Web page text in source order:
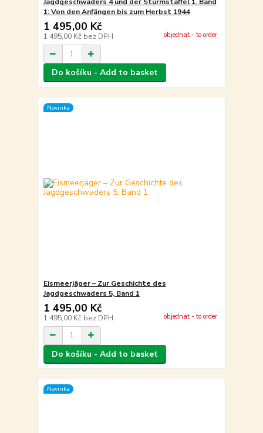
1: Von den Anfängen bis zum Herbst 1944
1 495,00 Kč
1 495,00 Kč bez DPH objednat - to order
Do košíku - Add to basket
Novinka
Eismeerjäger – Zur Geschichte des
Jagdgeschwaders 5, Band 1
1 495,00 Kč
1 495,00 Kč bez DPH objednat - to order
Do košíku - Add to basket
Novinka